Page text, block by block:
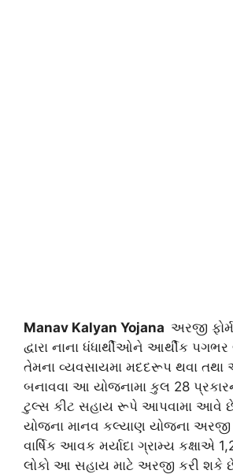
Manav Kalyan Yojana અરજી ફોર્મ
દ્વારા નાના ધંધાર્થીઓને આર્થીક
તેમના વ્યવસાયમા મદદરૂપ થવા તથા
બનાવવા આ યોજનામા કુલ 28
ટુલ્સ કીટ સહાય રૂપે આપવામા આવે
યોજના માનવ કલ્યાણ યોજના અરજી
વાર્ષિક આવક મર્યાદા ગ્રામ્ય કક્ષાએ
લોકો આ સહાય માટે અરજી કરી શકે